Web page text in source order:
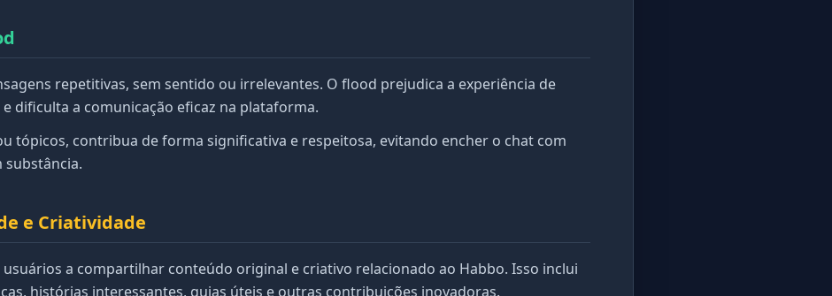
repetitivas, sem sentido ou irrelevantes. O flood prejudica a experiência de
dificulta a comunicação eficaz na plataforma.
tópicos, contribua de forma significativa e respeitosa, evitando encher o chat com
substância.
e Criatividade
usuários a compartilhar conteúdo original e criativo relacionado ao Habbo. Isso inclui
histórias interessantes, guias úteis e outras contribuições inovadoras.